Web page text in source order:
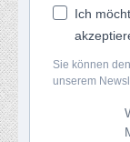
Ich
Sie können
unserem